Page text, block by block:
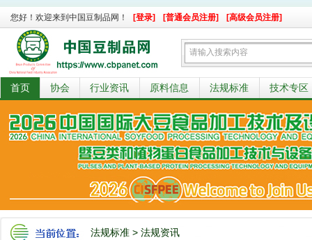
您好！欢迎来到中国豆制品网！ [登录] [普通会员注册] [高级会员注册]
首页 协会 行业资讯 原料信息 法规标准 技术专区
法规标准 > 法规资讯